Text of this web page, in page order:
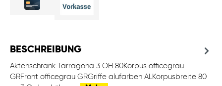
BESCHREIBUNG
Aktenschrank Tarragona 3 OH 80Korpus officegrau
GRFront officegrau GRGriffe alufarben ALKorpusbreite 80